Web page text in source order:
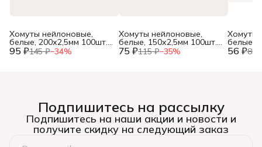
95 ₽145 ₽−34%
Хомуты нейлоновые,
белые, 200х2,5мм 100шт.,
(уп.) 75 ₽115 ₽−35%
Хомуты нейлоновые,
белые, 150х2,5мм 100шт.,
(уп.) 56 ₽85
Хомуты
белые,
(уп.)
Подпишитесь на рассылку
Подпишитесь на наши акции и новости и
получите скидку на следующий заказ